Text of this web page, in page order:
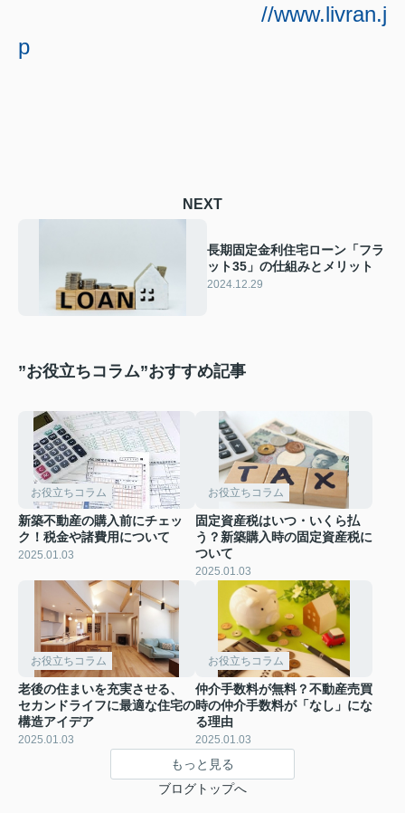
//www.livran.j
p
NEXT
長期固定金利住宅ローン「フラ
ット35」の仕組みとメリット
2024.12.29
”お役立ちコラム”おすすめ記事
お役立ちコラム
新築不動産の購入前にチェッ
ク！税金や諸費用について
2025.01.03
お役立ちコラム
固定資産税はいつ・いくら払
う？新築購入時の固定資産税に
ついて
2025.01.03
お役立ちコラム
老後の住まいを充実させる、
セカンドライフに最適な住宅の
構造アイデア
2025.01.03
お役立ちコラム
仲介手数料が無料？不動産売買
時の仲介手数料が「なし」にな
る理由
2025.01.03
もっと見る
ブログトップへ